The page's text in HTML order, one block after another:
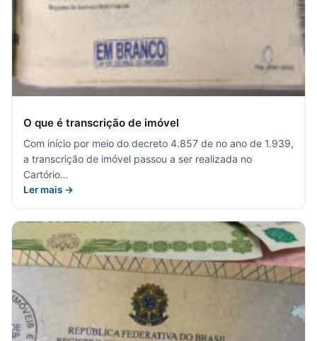
O que é transcrição de imóvel
Com início por meio do decreto 4.857 de no ano de 1.939,
a transcrição de imóvel passou a ser realizada no
Cartório…
Ler mais →